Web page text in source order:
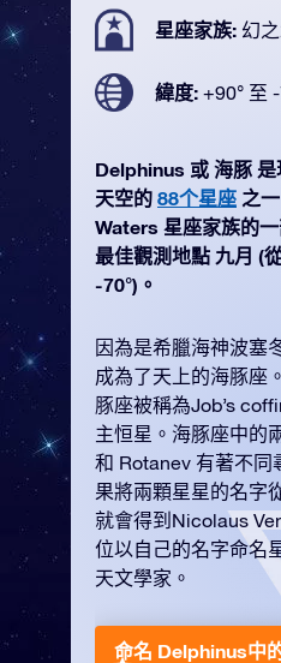
星座家族: 幻
緯度: +90° 至
Delphinus 或 海豚
天空的 88个星座 之
Waters 星座家族的
最佳觀測地點 九月 (
-70°)。
因為是希臘海神波塞
成為了天上的海豚座
豚座被稱為Job’s
主恒星。海豚座中的
和 Rotanev 有著不同
果將兩顆星星的名字
就會得到Nicolaus
位以自己的名字命名
天文學家。
命名 Delphinus中